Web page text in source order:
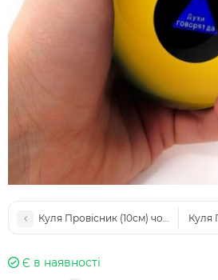
Куля Провісник (10см) чорний (рус)
Куля
Є в наявності